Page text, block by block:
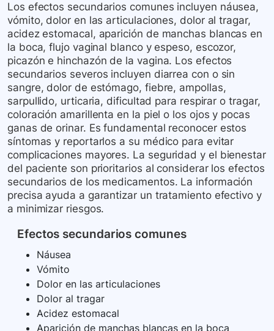
Los efectos secundarios comunes incluyen náusea,
vómito, dolor en las articulaciones, dolor al tragar,
acidez estomacal, aparición de manchas blancas en
la boca, flujo vaginal blanco y espeso, escozor,
picazón e hinchazón de la vagina. Los efectos
secundarios severos incluyen diarrea con o sin
sangre, dolor de estómago, fiebre, ampollas,
sarpullido, urticaria, dificultad para respirar o tragar,
coloración amarillenta en la piel o los ojos y pocas
ganas de orinar. Es fundamental reconocer estos
síntomas y reportarlos a su médico para evitar
complicaciones mayores. La seguridad y el bienestar
del paciente son prioritarios al considerar los efectos
secundarios de los medicamentos. La información
precisa ayuda a garantizar un tratamiento efectivo y
a minimizar riesgos.
Efectos secundarios comunes
Náusea
Vómito
Dolor en las articulaciones
Dolor al tragar
Acidez estomacal
Aparición de manchas blancas en la boca